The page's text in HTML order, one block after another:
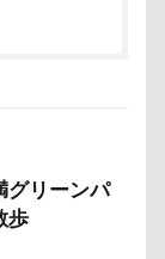
グリーンパ
歩